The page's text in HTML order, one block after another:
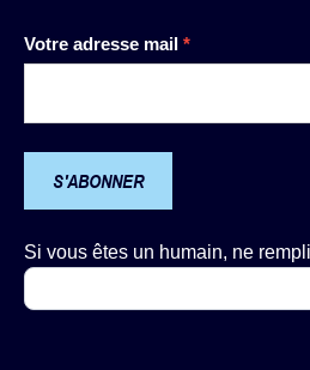
Votre adresse mail *
S'ABONNER
Si vous êtes un humain, ne